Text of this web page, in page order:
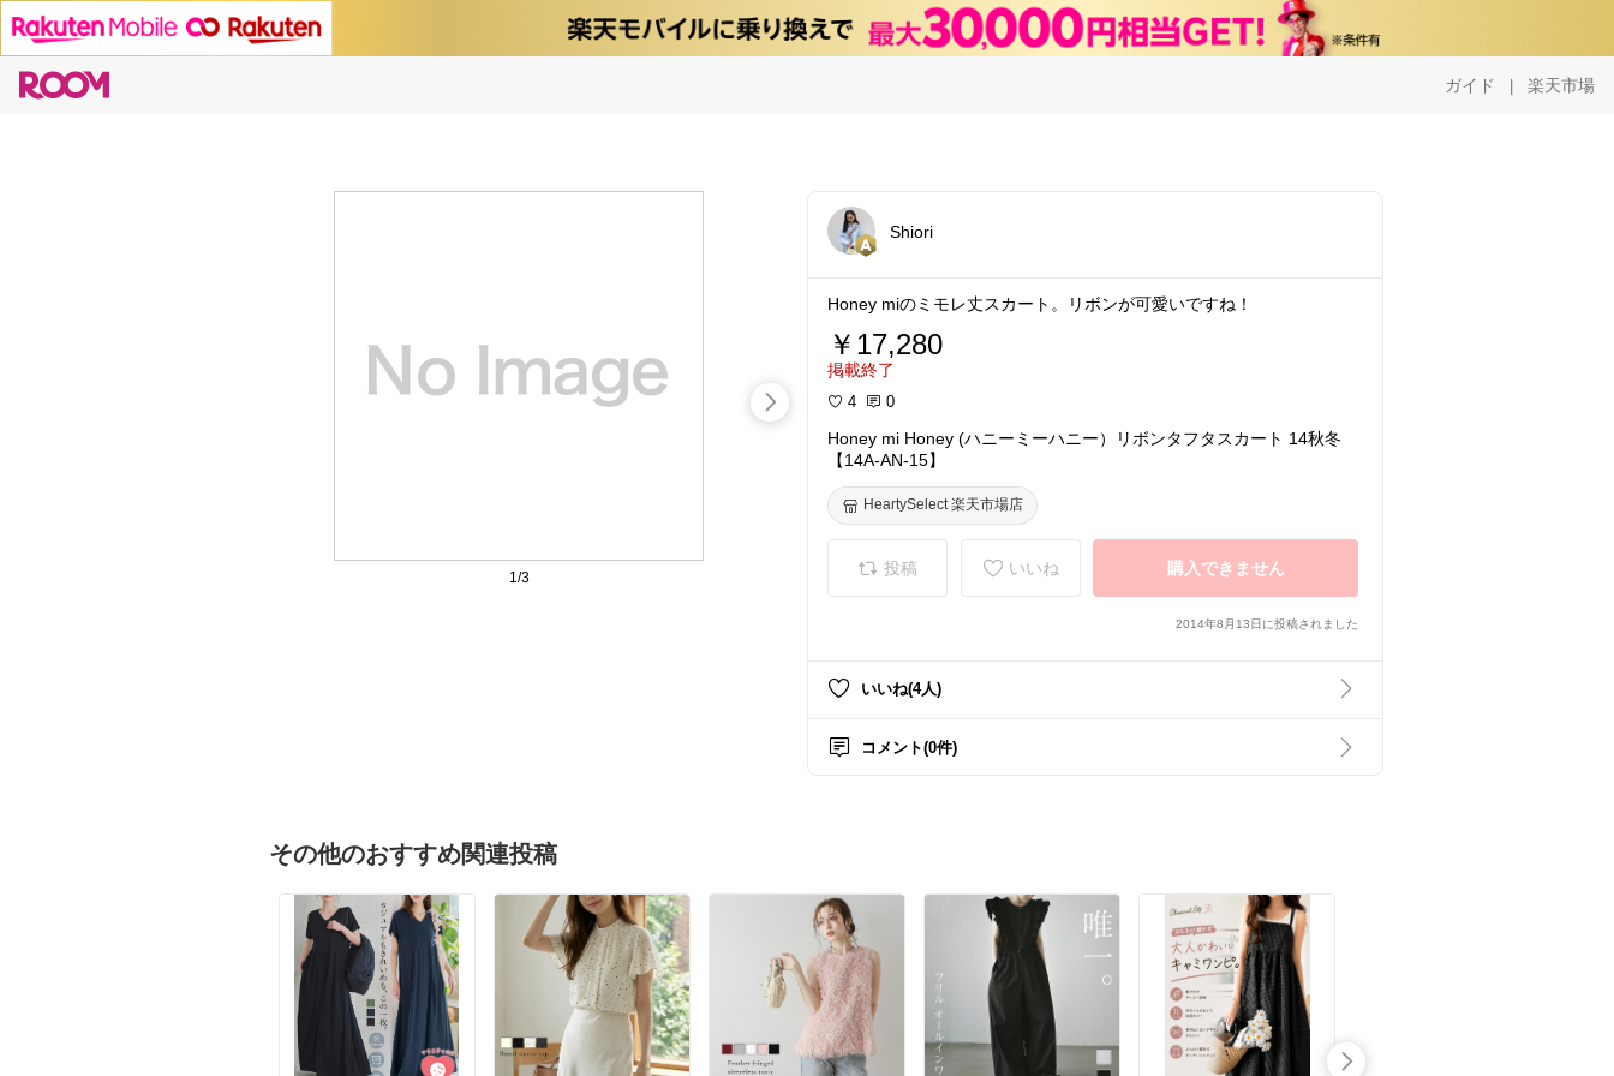
ガイド | 楽天市場
1/3
Shiori
Honey miのミモレ丈スカート。リボンが可愛いですね！
￥17,280
掲載終了
4 0
Honey mi Honey (ハニーミーハニー）リボンタフタスカート 14秋冬
【14A-AN-15】
HeartySelect 楽天市場店
投稿 いいね 購入できません
2014年8月13日に投稿されました
いいね(4人)
コメント(0件)
その他のおすすめ関連投稿